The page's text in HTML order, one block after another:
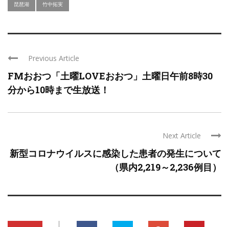
琵琶湖
竹中拓実
Previous Article
FMおおつ「土曜LOVEおおつ」土曜日午前8時30
分から10時まで生放送！
Next Article
新型コロナウイルスに感染した患者の発生について
（県内2,219～2,236例目）